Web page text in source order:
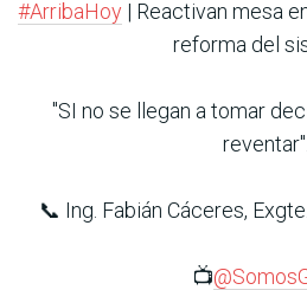
#ArribaHoy | Reactivan mesa
reforma del
"SI no se llegan a tomar
reventar".
📞 Ing. Fabián Cáceres,
📺